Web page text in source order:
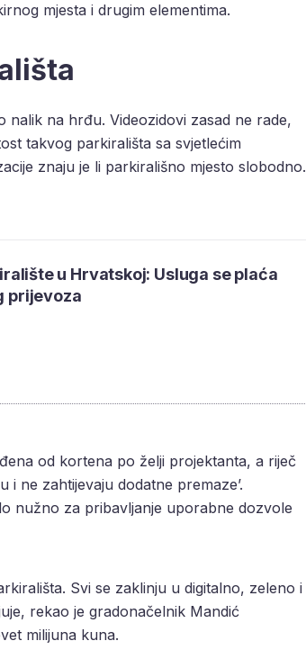
mjesta i drugim elementima.
nalik na hrđu. Videozidovi zasad ne rade,
takvog parkirališta sa svjetlećim
znaju je li parkirališno mjesto slobodno.
u Hrvatskoj: Usluga se plaća
prijevoza
od kortena po želji projektanta, a riječ
i ne zahtijevaju dodatne premaze’.
nužno za pribavljanje uporabne dozvole
Svi se zaklinju u digitalno, zeleno i
rekao je gradonačelnik Mandić
milijuna kuna.